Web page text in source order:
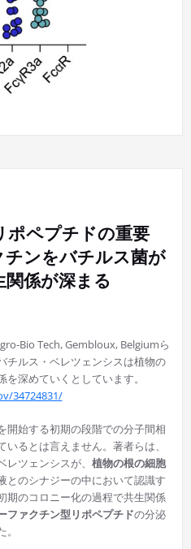
ポペプチドの重要
ンをバチルス菌が
係が深まる
Tech, Gembloux, Belgiumら
チルス・ベレツェンシスは植物の
深めていくとしています。
34724831/
開始する初期の段階での分子間相
るとは言えません。著者らは、
ツェンシスが、 植物の根の細胞
とのシナジーの中において認識す
期のコロニー化の過程で共生関係
ファクチン型リポペプチドの分泌